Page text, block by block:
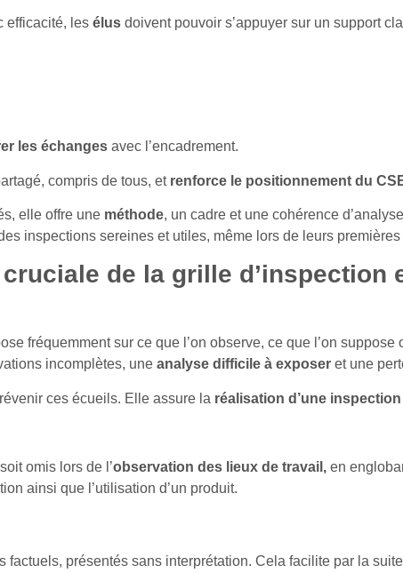
efficacité, les élus doivent pouvoir s’appuyer sur un support
les échanges avec l’encadrement.
compris de tous, et renforce le positionnement du
elle offre une méthode, un cadre et une cohérence
inspections sereines et utiles, même lors de leurs premières
de la grille d’inspection
fréquemment sur ce que l’on observe, ce que l’on
incomplètes, une analyse difficile à exposer et une
ces écueils. Elle assure la réalisation d’une inspection
omis lors de l’observation des lieux de travail, en
ainsi que l’utilisation d’un produit.
factuels, présentés sans interprétation. Cela facilite par la